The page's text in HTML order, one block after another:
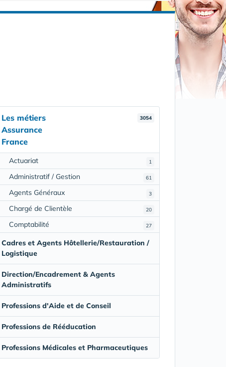
3054
Les métiers
Assurance
France
1
Actuariat
61
Administratif / Gestion
3
Agents Généraux
20
Chargé de Clientèle
27
Comptabilité
Cadres et Agents Hôtellerie/Restauration /
Logistique
Direction/Encadrement & Agents
Administratifs
Professions d'Aide et de Conseil
Professions de Rééducation
Professions Médicales et Pharmaceutiques